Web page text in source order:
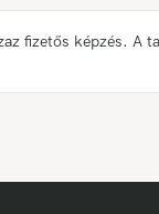
fizetős képzés. A